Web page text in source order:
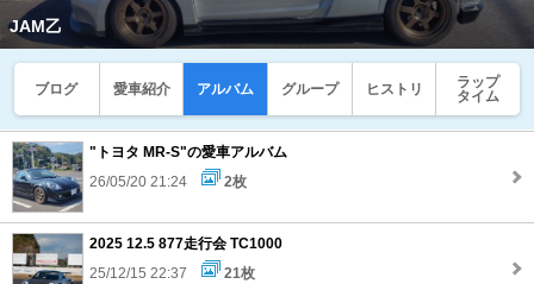
JAM乙
ブログ 愛車紹介 アルバム グループ ヒストリ
ラップ
タイム
"トヨタ MR-S"の愛車アルバム
26/05/20 21:24
2枚
2025 12.5 877走行会 TC1000
25/12/15 22:37
21枚